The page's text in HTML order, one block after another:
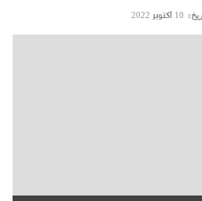
10 أكتوبر 2022